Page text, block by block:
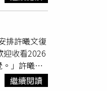
卻充滿鮮豔
憶，許多
好事物的
會寫實，而
鉅的一次演
久允透
才完全交
程！到了現
社會問
麻煩別
要打擾到他
郭子乾
次藉著參
郭子乾欣
排許曦文復
迎收看2026
」許曦文
琪有精彩的
繼續閱讀